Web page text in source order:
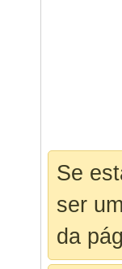
Se
ser
da